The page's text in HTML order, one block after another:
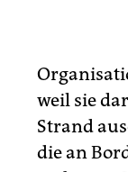
weil sie
Strand
die an